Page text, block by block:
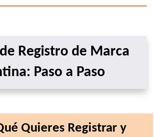
Registro de Marca
Paso a Paso
Quieres Registrar y